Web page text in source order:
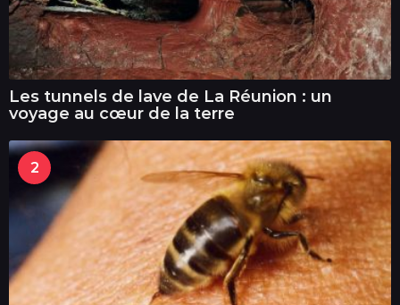
Les tunnels de lave de La Réunion : un
voyage au cœur de la terre
2